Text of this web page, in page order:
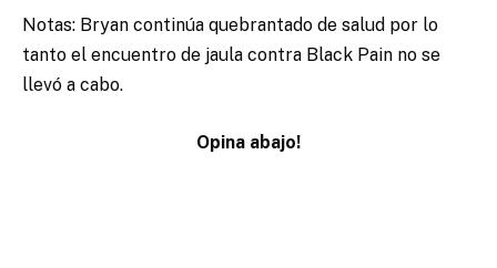
Notas: Bryan continúa quebrantado de salud por lo
tanto el encuentro de jaula contra Black Pain no se
llevó a cabo.
Opina abajo!